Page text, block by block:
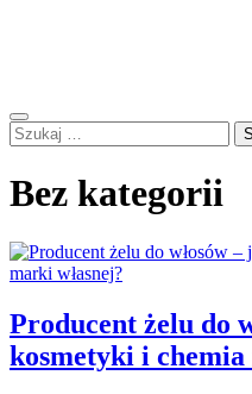
Primary
Menu
Szukaj:
Bez kategorii
Producent żelu do
kosmetyki i chemia